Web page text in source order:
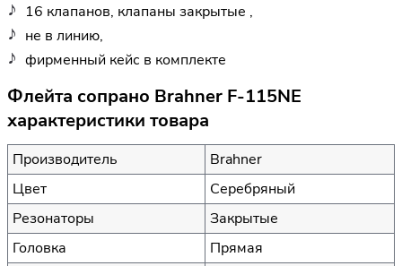
16 клапанов, клапаны закрытые ,
не в линию,
фирменный кейс в комплекте
Флейта сопрано Brahner F-115NE
характеристики товара
Производитель
Brahner
Цвет
Серебряный
Резонаторы
Закрытые
Головка
Прямая